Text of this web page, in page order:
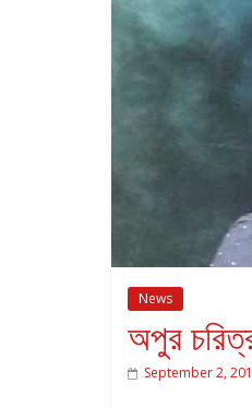
News
অপুর
September 2,